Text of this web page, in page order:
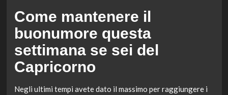
Come mantenere il
buonumore questa
settimana se sei del
Capricorno
Negli ultimi tempi avete dato il massimo per raggiungere i